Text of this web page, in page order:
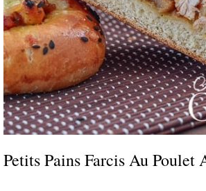
Petits Pains Farcis Au Poulet